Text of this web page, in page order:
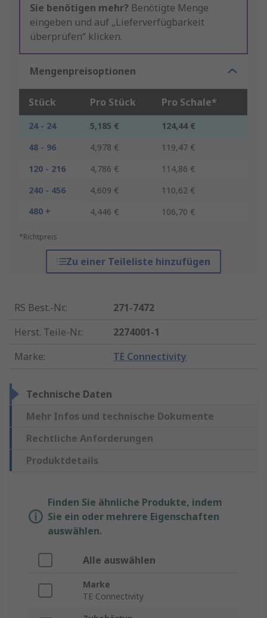
Sie benötigen mehr? Benötigte Menge
eingeben und auf „Lieferverfügbarkeit
überprüfen“ klicken.
Mengenpreisoptionen
Stück Pro Stück Pro Schale*
24 - 24 5,185 €
124,44 €
48 - 96
4,978 €
119,47 €
120 - 216
4,786 €
114,86 €
240 - 456
4,609 €
110,62 €
480 +
4,446 € 106,70 €
*Richtpreis
Zu einer Teileliste hinzufügen
RS Best.-Nr.:
271-7472
Herst. Teile-Nr.:
2274001-1
Marke: TE Connectivity
Technische Daten
Mehr Infos und technische Dokumente
Rechtliche Anforderungen
Produktdetails
Finden Sie ähnliche Produkte, indem
Sie ein oder mehrere Eigenschaften
auswählen.
Alle auswählen
Marke
TE Connectivity